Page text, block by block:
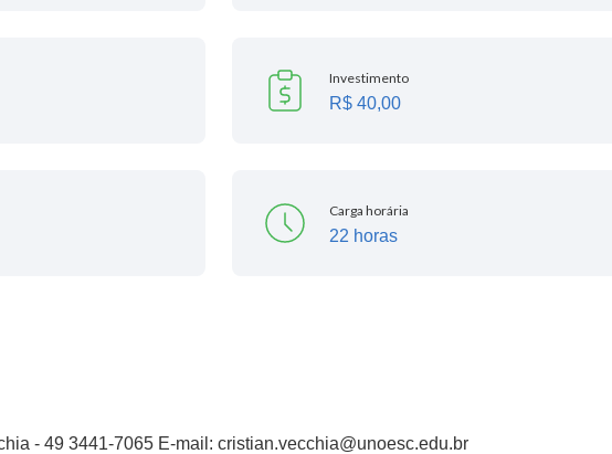
Investimento
R$ 40,00
Carga horária
22 horas
- 49 3441-7065 E-mail: cristian.vecchia@unoesc.edu.br